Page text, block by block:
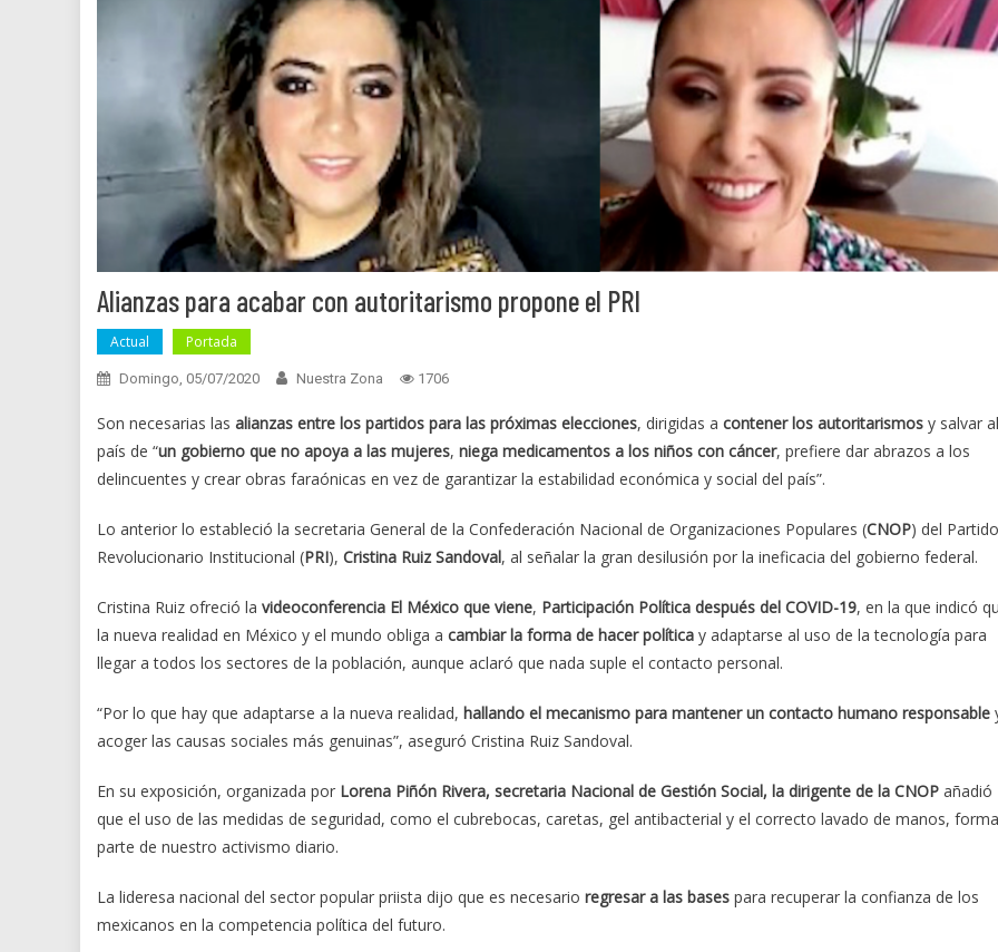
Alianzas para acabar con autoritarismo propone el PRI
Actual Portada
Domingo, 05/07/2020 Nuestra Zona 1706
Son necesarias las alianzas entre los partidos para las próximas elecciones, dirigidas a contener los autoritarismos y salvar al
país de “un gobierno que no apoya a las mujeres, niega medicamentos a los niños con cáncer, prefiere dar abrazos a los
delincuentes y crear obras faraónicas en vez de garantizar la estabilidad económica y social del país”.
Lo anterior lo estableció la secretaria General de la Confederación Nacional de Organizaciones Populares (CNOP) del Partido
Revolucionario Institucional (PRI), Cristina Ruiz Sandoval, al señalar la gran desilusión por la ineficacia del gobierno federal.
Cristina Ruiz ofreció la videoconferencia El México que viene, Participación Política después del COVID-19, en la que indicó
la nueva realidad en México y el mundo obliga a cambiar la forma de hacer política y adaptarse al uso de la tecnología para
llegar a todos los sectores de la población, aunque aclaró que nada suple el contacto personal.
“Por lo que hay que adaptarse a la nueva realidad, hallando el mecanismo para mantener un contacto humano responsable
acoger las causas sociales más genuinas”, aseguró Cristina Ruiz Sandoval.
En su exposición, organizada por Lorena Piñón Rivera, secretaria Nacional de Gestión Social, la dirigente de la CNOP añadió
que el uso de las medidas de seguridad, como el cubrebocas, caretas, gel antibacterial y el correcto lavado de manos,
parte de nuestro activismo diario.
La lideresa nacional del sector popular priista dijo que es necesario regresar a las bases para recuperar la confianza de los
mexicanos en la competencia política del futuro.